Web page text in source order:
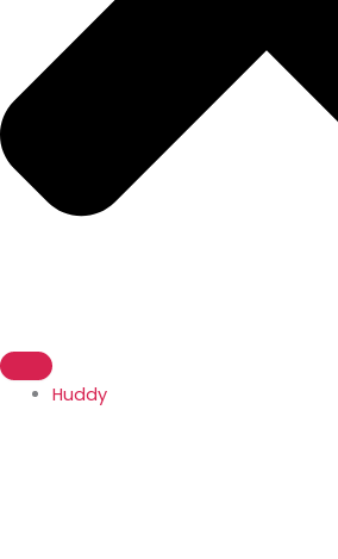
Huddy